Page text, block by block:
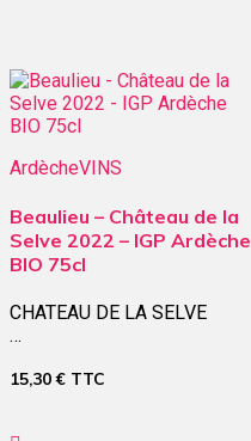
ArdècheVINS
Beaulieu – Château de la
Selve 2022 – IGP Ardèche
BIO 75cl
CHATEAU DE LA SELVE
…
15,30€ TTC